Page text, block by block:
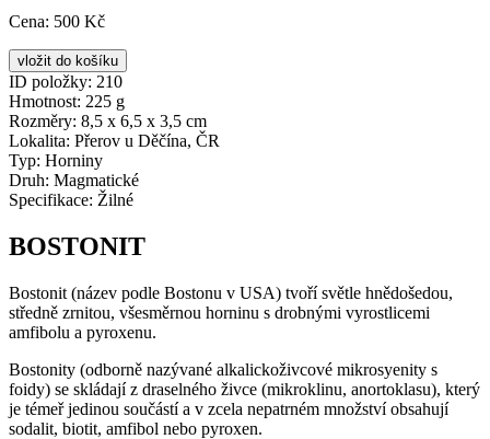
Cena: 500 Kč
ID položky: 210
Hmotnost: 225 g
Rozměry: 8,5 x 6,5 x 3,5 cm
Lokalita: Přerov u Děčína, ČR
Typ: Horniny
Druh: Magmatické
Specifikace: Žilné
BOSTONIT
Bostonit (název podle Bostonu v USA) tvoří světle hnědošedou,
středně zrnitou, všesměrnou horninu s drobnými vyrostlicemi
amfibolu a pyroxenu.
Bostonity (odborně nazývané alkalickoživcové mikrosyenity s
foidy) se skládají z draselného živce (mikroklinu, anortoklasu), který
je témeř jedinou součástí a v zcela nepatrném množství obsahují
sodalit, biotit, amfibol nebo pyroxen.